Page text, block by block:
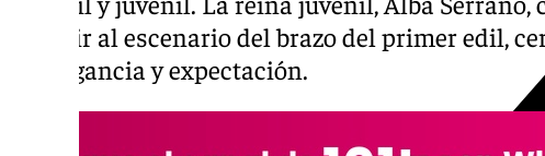
al subir al escenario del brazo del primer edil,
de elegancia y expectación.